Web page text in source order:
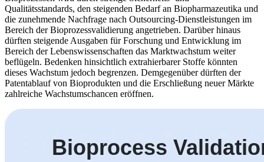
Qualitätsstandards, den steigenden Bedarf an Biopharmazeutika und
die zunehmende Nachfrage nach Outsourcing-Dienstleistungen im
Bereich der Bioprozessvalidierung angetrieben. Darüber hinaus
dürften steigende Ausgaben für Forschung und Entwicklung im
Bereich der Lebenswissenschaften das Marktwachstum weiter
beflügeln. Bedenken hinsichtlich extrahierbarer Stoffe könnten
dieses Wachstum jedoch begrenzen. Demgegenüber dürften der
Patentablauf von Bioprodukten und die Erschließung neuer Märkte
zahlreiche Wachstumschancen eröffnen.